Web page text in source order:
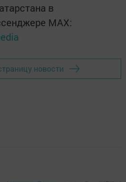
в
MАХ:
новости